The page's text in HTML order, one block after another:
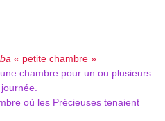
« petite chambre »
chambre pour un ou plusieurs
où les Précieuses tenaient